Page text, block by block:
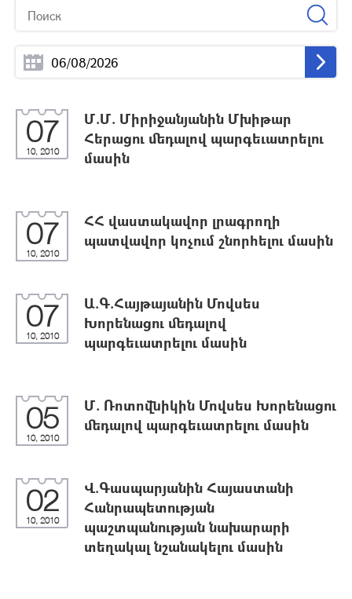
07
10, 2010
Մ.Մ. Միրիջանյանին Մխիթար
Հերացու մեդալով պարգեւատրելու
մասին
07
10, 2010
ՀՀ վաստակավոր լրագրողի
պատվավոր կոչում շնորհելու մասին
07
10, 2010
Ա.Գ.Հայթայանին Մովսես
Խորենացու մեդալով
պարգեւատրելու մասին
05
10, 2010
Մ. Ռոտովնիկին Մովսես Խորենացու
մեդալով պարգեւատրելու մասին
02
10, 2010
Վ.Գասպարյանին Հայաստանի
Հանրապետության
պաշտպանության նախարարի
տեղակալ նշանակելու մասին